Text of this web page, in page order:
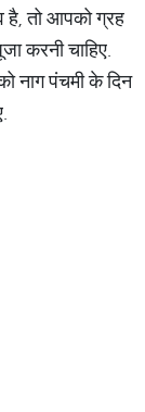
तो आपको ग्रह
करनी चाहिए.
नाग पंचमी के दिन